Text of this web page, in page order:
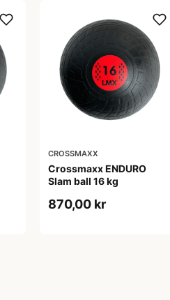
CROSSMAXX
Crossmaxx ENDURO
Slam ball 16 kg
870,00 kr